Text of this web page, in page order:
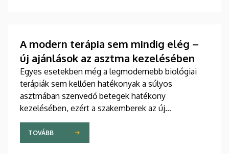
A modern terápia sem mindig elég –
új ajánlások az asztma kezelésében
Egyes esetekben még a legmodernebb biológiai
terápiák sem kellően hatékonyak a súlyos
asztmában szenvedő betegek hatékony
kezelésében, ezért a szakemberek az új
gyógyszerek kifejlesztésére irányuló kutatások
felgyorsítását sürgetik. A témában a közelmúltban
jelent meg tanulmány a világ egyik legrangosabb
TOVÁBB